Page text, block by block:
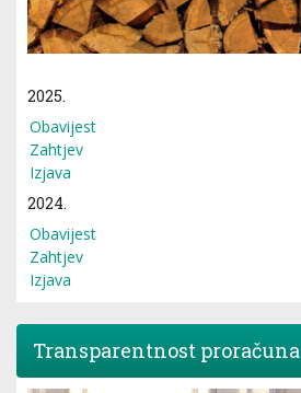
2025.
Obavijest
Zahtjev
Izjava
2024.
Obavijest
Zahtjev
Izjava
Transparentnost proračuna